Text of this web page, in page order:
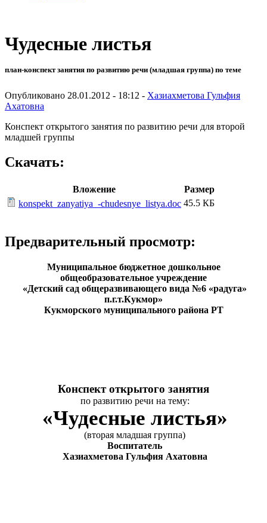
Чудесные листья
план-конспект занятия по развитию речи (младшая группа) по теме
Опубликовано 28.01.2012 - 18:12 - Хазиахметова Гульфия
Ахатовна
Конспект открытого занятия по развитию речи для второй
младшей группы
Скачать:
Вложение
Размер
konspekt_zanyatiya_-chudesnye_listya.doc 45.5 КБ
Предварительный просмотр:
Муниципальное бюджетное дошкольное
общеобразовательное учреждение
«Детский сад общеразвивающего вида №6 «радуга»
п.г.т.Кукмор»
Кукморского муниципального района РТ
Конспект открытого занятия
по развитию речи на тему:
«Чудесные листья»
(вторая младшая группа)
Воспитатель
Хазиахметова Гульфия Ахатовна